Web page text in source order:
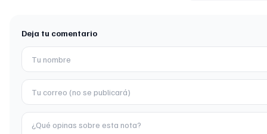
Deja tu comentario